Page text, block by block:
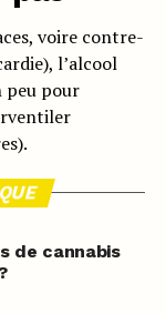
voire contre-
l’alcool
peu pour
de cannabis